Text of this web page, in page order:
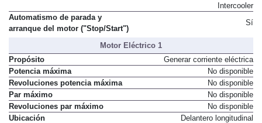
Intercooler
Automatismo de parada y
arranque del motor ("Stop/Start")
Sí
Motor Eléctrico 1
Propósito
Generar corriente eléctrica
Potencia máxima
No disponible
Revoluciones potencia máxima
No disponible
Par máximo
No disponible
Revoluciones par máximo
No disponible
Ubicación
Delantero longitudinal